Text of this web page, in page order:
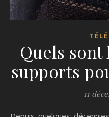
Quels
supports
11